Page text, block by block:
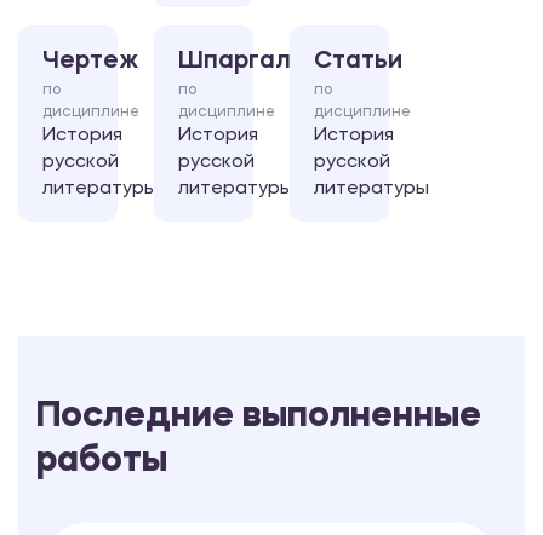
Чертеж
по
дисциплине
История
русской
литературы
Шпаргалка
по
дисциплине
История
русской
литературы
Статьи
по
дисциплине
История
русской
литературы
Последние выполненные
работы